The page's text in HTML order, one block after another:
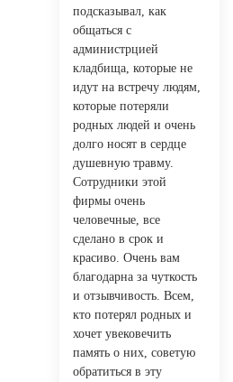
подсказывал, как
общаться с
администрцией
кладбища, которые не
идут на встречу людям,
которые потеряли
родных людей и очень
долго носят в сердце
душевную травму.
Сотрудники этой
фирмы очень
человечные, все
сделано в срок и
красиво. Очень вам
благодарна за чуткость
и отзывчивость. Всем,
кто потерял родных и
хочет увековечить
память о них, советую
обратиться в эту